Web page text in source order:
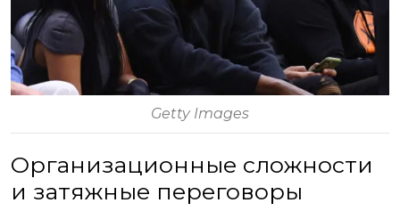
Getty Images
Организационные сложности
и затяжные переговоры